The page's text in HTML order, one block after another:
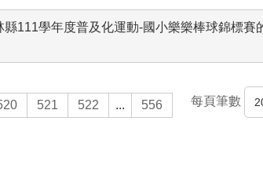
111學年度普及化運動-國小樂樂棒球錦標賽
521 522 ... 556 每頁筆數